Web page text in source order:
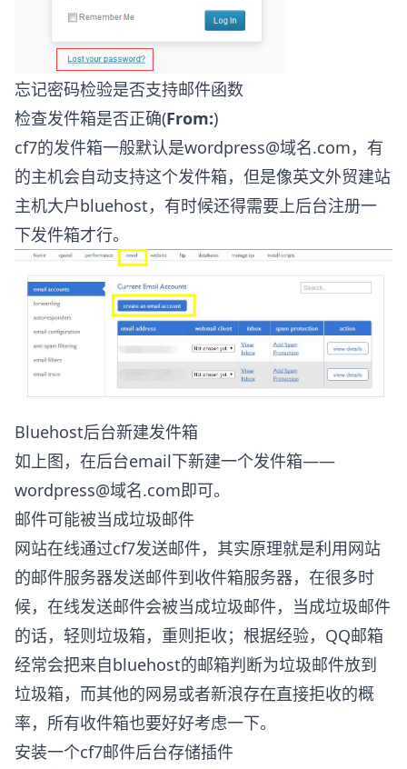
忘记密码检验是否支持邮件函数
检查发件箱是否正确(From:)
cf7的发件箱一般默认是wordpress@域名.com，有
的主机会自动支持这个发件箱，但是像英文外贸建站
主机大户bluehost，有时候还得需要上后台注册一
下发件箱才行。
Bluehost后台新建发件箱
如上图，在后台email下新建一个发件箱——
wordpress@域名.com即可。
邮件可能被当成垃圾邮件
网站在线通过cf7发送邮件，其实原理就是利用网站
的邮件服务器发送邮件到收件箱服务器，在很多时
候，在线发送邮件会被当成垃圾邮件，当成垃圾邮件
的话，轻则垃圾箱，重则拒收；根据经验，QQ邮箱
经常会把来自bluehost的邮箱判断为垃圾邮件放到
垃圾箱，而其他的网易或者新浪存在直接拒收的概
率，所有收件箱也要好好考虑一下。
安装一个cf7邮件后台存储插件